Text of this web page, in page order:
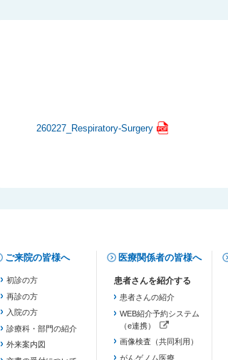
260227_Respiratory-Surgery
ご来院の皆様へ
初診の方
再診の方
入院の方
診療科・部門の紹介
外来案内図
医療関係者の皆様へ
患者さんの紹介
WEB紹介予約システム
（e連携）
（新しいタブで開きます）
画像検査（共同利用）
がんゲノム医療